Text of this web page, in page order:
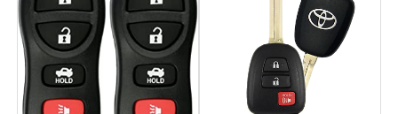
obudowa kluczyka samochodowego
Ostrza kluczyka samochodowego